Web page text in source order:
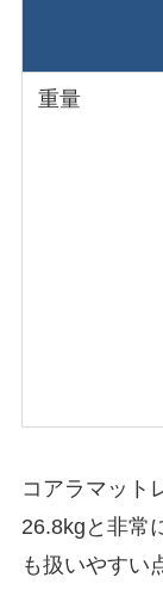
重量
コアラマット
26.8kgと非常
も扱いやすい